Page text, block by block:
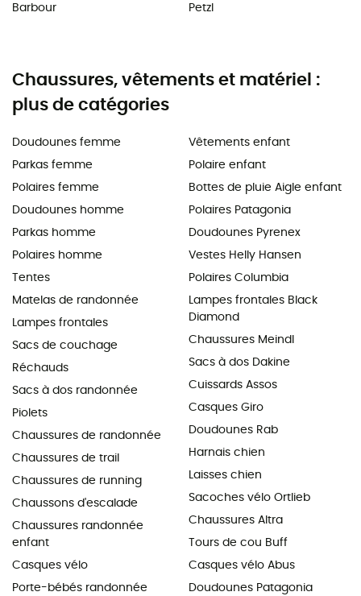
Barbour
Petzl
Chaussures, vêtements et matériel :
plus de catégories
Doudounes femme
Parkas femme
Polaires femme
Doudounes homme
Parkas homme
Polaires homme
Tentes
Matelas de randonnée
Lampes frontales
Sacs de couchage
Réchauds
Sacs à dos randonnée
Piolets
Chaussures de randonnée
Chaussures de trail
Chaussures de running
Chaussons d'escalade
Chaussures randonnée
enfant
Casques vélo
Porte-bébés randonnée
Vêtements enfant
Polaire enfant
Bottes de pluie Aigle enfant
Polaires Patagonia
Doudounes Pyrenex
Vestes Helly Hansen
Polaires Columbia
Lampes frontales Black
Diamond
Chaussures Meindl
Sacs à dos Dakine
Cuissards Assos
Casques Giro
Doudounes Rab
Harnais chien
Laisses chien
Sacoches vélo Ortlieb
Chaussures Altra
Tours de cou Buff
Casques vélo Abus
Doudounes Patagonia